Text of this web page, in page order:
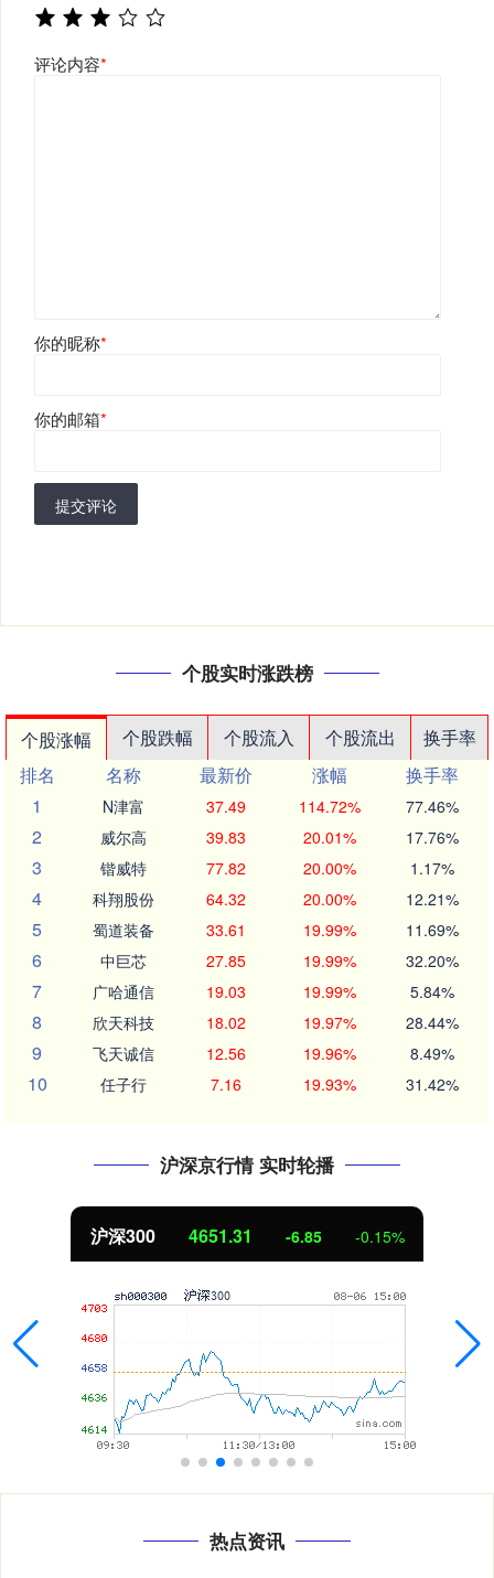
评论内容*
你的昵称*
你的邮箱*
提交评论
个股实时涨跌榜
个股涨幅 个股跌幅 个股流入 个股流出
换手率
排名
名称 最新价 涨幅
换手率
1
N津富 37.49 114.72% 77.46%
2 威尔高 39.83 20.01% 17.76%
3 锴威特 77.82 20.00% 1.17%
4 科翔股份 64.32 20.00% 12.21%
5 蜀道装备 33.61 19.99% 11.69%
6 中巨芯 27.85 19.99% 32.20%
7 广哈通信 19.03 19.99% 5.84%
8 欣天科技 18.02 19.97% 28.44%
9 飞天诚信 12.56 19.96% 8.49%
10 任子行 7.16 19.93% 31.42%
沪深京行情 实时轮播
北证50 1122.88 3.42 0.30%
热点资讯